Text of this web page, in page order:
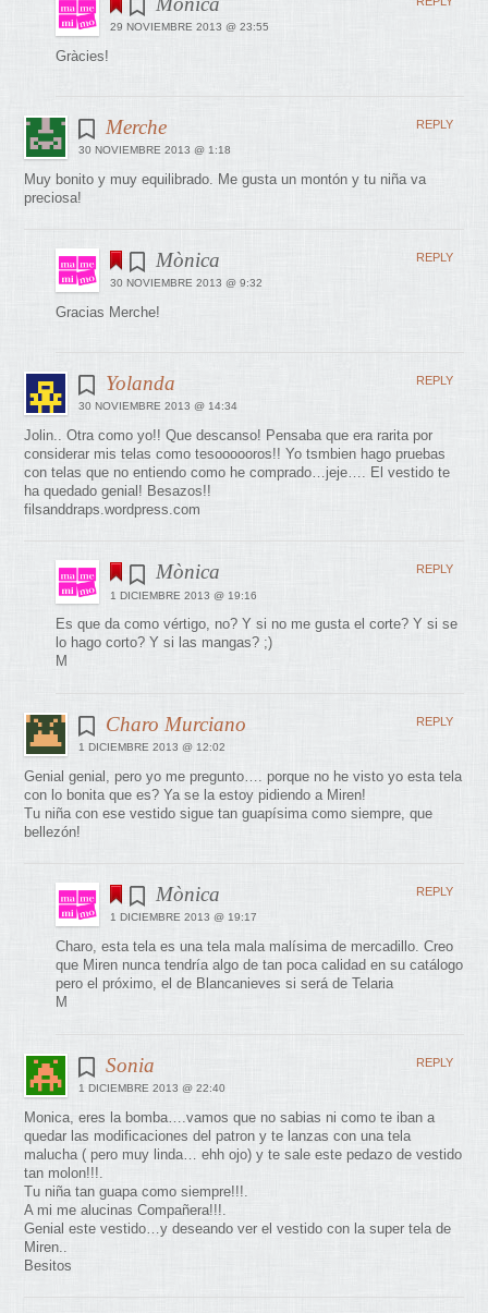
29 NOVIEMBRE 2013 @ 23:55
Gràcies!
Merche
30 NOVIEMBRE 2013 @ 1:18
Muy bonito y muy equilibrado. Me gusta un montón y tu niña va
preciosa!
REPLY
Mònica
30 NOVIEMBRE 2013 @ 9:32
Gracias Merche!
REPLY
Yolanda
30 NOVIEMBRE 2013 @ 14:34
Jolin.. Otra como yo!! Que descanso! Pensaba que era rarita por
considerar mis telas como tesoooooros!! Yo tsmbien hago pruebas
con telas que no entiendo como he comprado…jeje…. El vestido te
ha quedado genial! Besazos!!
filsanddraps.wordpress.com
REPLY
Mònica
1 DICIEMBRE 2013 @ 19:16
Es que da como vértigo, no? Y si no me gusta el corte? Y si se
lo hago corto? Y si las mangas? ;)
M
REPLY
Charo Murciano
1 DICIEMBRE 2013 @ 12:02
Genial genial, pero yo me pregunto…. porque no he visto yo esta tela
con lo bonita que es? Ya se la estoy pidiendo a Miren!
Tu niña con ese vestido sigue tan guapísima como siempre, que
bellezón!
REPLY
Mònica
1 DICIEMBRE 2013 @ 19:17
Charo, esta tela es una tela mala malísima de mercadillo. Creo
que Miren nunca tendría algo de tan poca calidad en su catálogo
pero el próximo, el de Blancanieves si será de Telaria
M
REPLY
Sonia
1 DICIEMBRE 2013 @ 22:40
Monica, eres la bomba….vamos que no sabias ni como te iban a
quedar las modificaciones del patron y te lanzas con una tela
malucha ( pero muy linda… ehh ojo) y te sale este pedazo de vestido
tan molon!!!.
Tu niña tan guapa como siempre!!!.
A mi me alucinas Compañera!!!.
Genial este vestido…y deseando ver el vestido con la super tela de
Miren..
Besitos
REPLY